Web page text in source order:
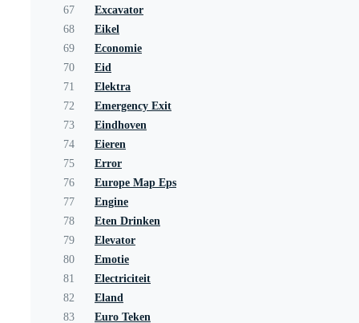
67
Excavator
68
Eikel
69
Economie
70
Eid
71
Elektra
72
Emergency Exit
73
Eindhoven
74
Eieren
75
Error
76
Europe Map Eps
77
Engine
78
Eten Drinken
79
Elevator
80
Emotie
81
Electriciteit
82
Eland
83
Euro Teken